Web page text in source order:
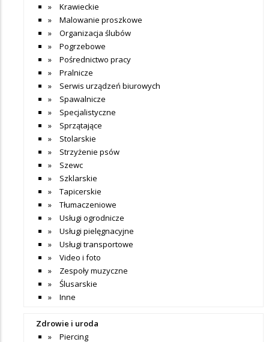
Krawieckie
Malowanie proszkowe
Organizacja ślubów
Pogrzebowe
Pośrednictwo pracy
Pralnicze
Serwis urządzeń biurowych
Spawalnicze
Specjalistyczne
Sprzątające
Stolarskie
Strzyżenie psów
Szewc
Szklarskie
Tapicerskie
Tłumaczeniowe
Usługi ogrodnicze
Usługi pielęgnacyjne
Usługi transportowe
Video i foto
Zespoły muzyczne
Ślusarskie
Inne
Zdrowie i uroda
Piercing